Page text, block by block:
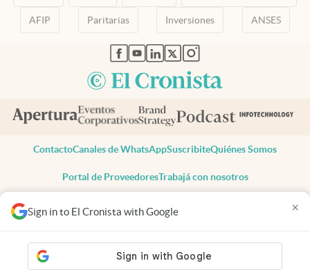
Sign in to El Cronista with Google ×
AFIP Paritarias Inversiones ANSES
abre en nueva pestaña
abre en nueva pestaña
abre en nueva pestaña
abre en nueva pestaña
abre en nueva pestaña
ContactoCanales de WhatsAppSuscribiteQuiénes Somos
Portal de ProveedoresTrabajá con nosotros
Todos los derechos reservados
Privacidad
Consentimiento